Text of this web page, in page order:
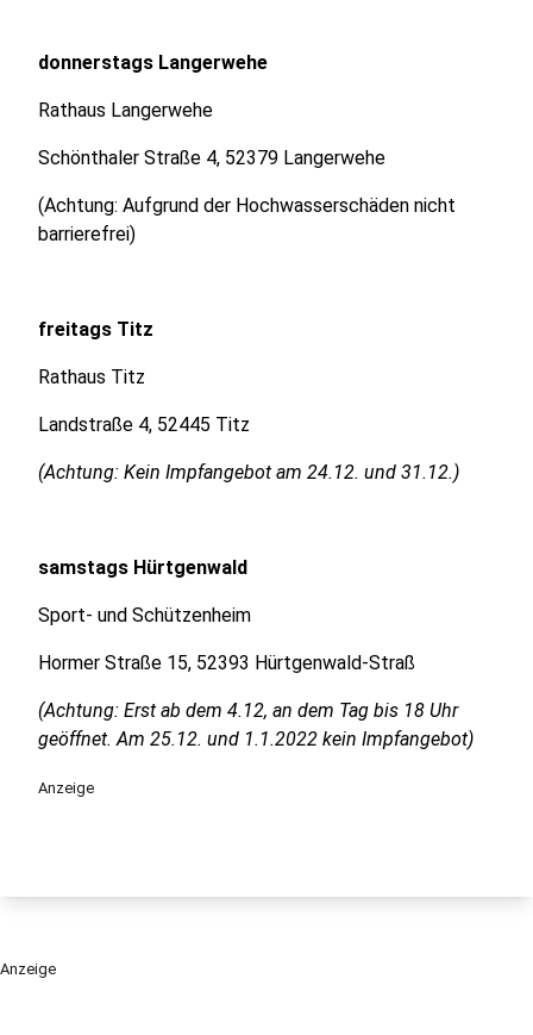
donnerstags Langerwehe
Rathaus Langerwehe
Schönthaler Straße 4, 52379 Langerwehe
(Achtung: Aufgrund der Hochwasserschäden nicht
barrierefrei)
freitags Titz
Rathaus Titz
Landstraße 4, 52445 Titz
(Achtung: Kein Impfangebot am 24.12. und 31.12.)
samstags Hürtgenwald
Sport- und Schützenheim
Hormer Straße 15, 52393 Hürtgenwald-Straß
(Achtung: Erst ab dem 4.12, an dem Tag bis 18 Uhr
geöffnet. Am 25.12. und 1.1.2022 kein Impfangebot)
Anzeige
Anzeige